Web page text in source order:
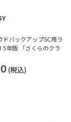
ドバックアップSC用ラ
5年版 「さくらのクラ